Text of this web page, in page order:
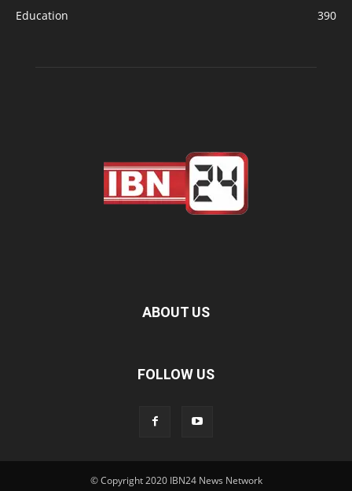
Education
390
ABOUT US
FOLLOW US
© Copyright 2020 IBN24 News Network